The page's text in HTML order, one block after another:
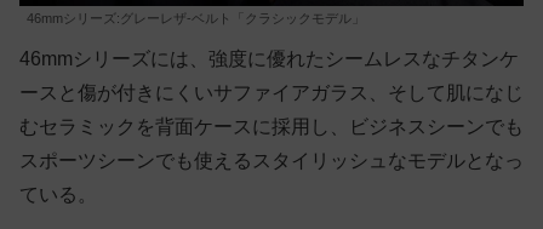
46mmシリーズ:グレーレザ-ベルト「クラシックモデル」
46mmシリーズには、強度に優れたシームレスなチタンケ
ースと傷が付きにくいサファイアガラス、そして肌になじ
むセラミックを背面ケースに採用し、ビジネスシーンでも
スポーツシーンでも使えるスタイリッシュなモデルとなっ
ている。